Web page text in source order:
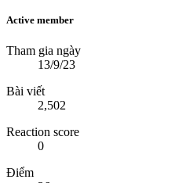
Active member
Tham gia ngày
13/9/23
Bài viết
2,502
Reaction score
0
Điểm